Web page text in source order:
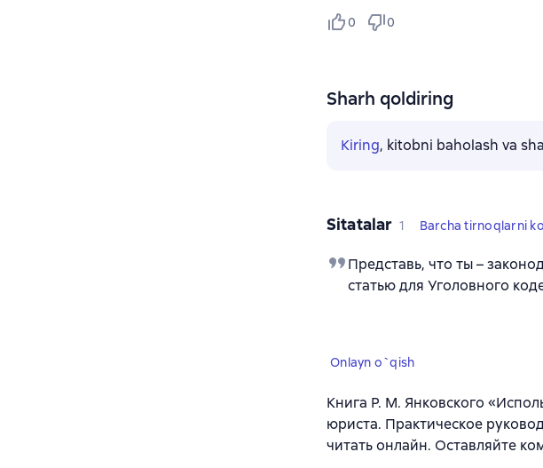
0 0
Sharh qoldiring
Kiring, kitobni baholash va
Sitatalar 1 Barcha tirnoqlarni
Представь, что ты –
статью для Уголовного
Onlayn o`qish
Книга Р. М. Янковского
юриста. Практическое
читать онлайн. Оставляйте